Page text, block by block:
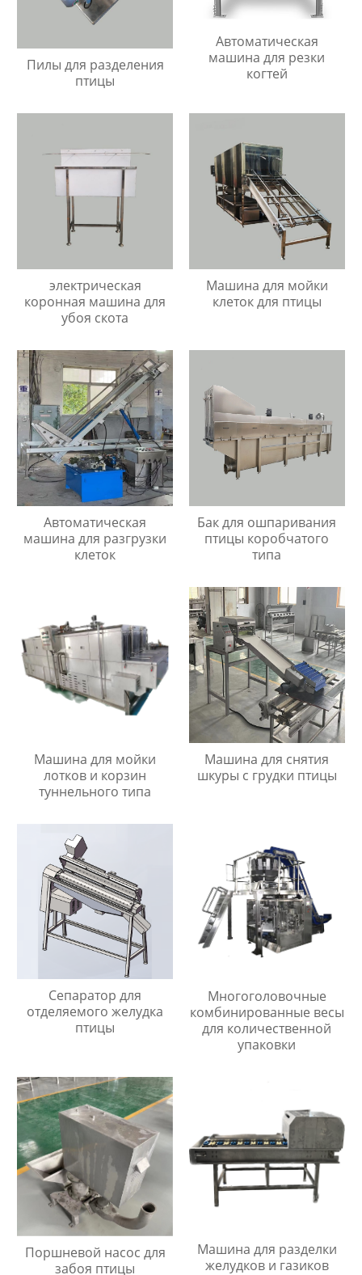
Пилы для разделения
птицы
Автоматическая
машина для резки
когтей
электрическая
коронная машина для
убоя скота
Машина для мойки
клеток для птицы
Автоматическая
машина для разгрузки
клеток
Бак для ошпаривания
птицы коробчатого
типа
Машина для мойки
лотков и корзин
туннельного типа
Машина для снятия
шкуры с грудки птицы
Сепаратор для
отделяемого желудка
птицы
Многоголовочные
комбинированные весы
для количественной
упаковки
Поршневой насос для
забоя птицы
Машина для разделки
желудков и газиков